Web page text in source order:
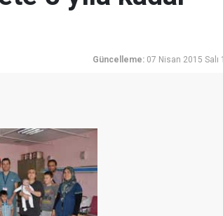
Güncelleme: 07 Nisan 2015 Salı